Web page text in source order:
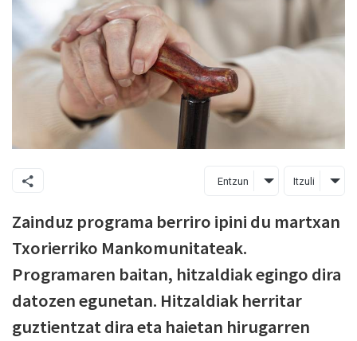
Entzun Itzuli
Zainduz programa berriro ipini du martxan
Txorierriko Mankomunitateak.
Programaren baitan, hitzaldiak egingo dira
datozen egunetan. Hitzaldiak herritar
guztientzat dira eta haietan hirugarren